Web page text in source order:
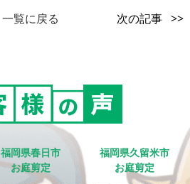
一覧に戻る 次の記事 >>
福岡県春日市
お庭剪定
福岡県久留米市
お庭剪定